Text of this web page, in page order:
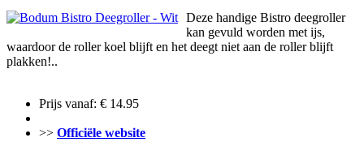
Deze handige Bistro deegroller
kan gevuld worden met ijs,
waardoor de roller koel blijft en het deegt niet aan de roller blijft
plakken!..
Prijs vanaf: € 14.95
>> Officiële website